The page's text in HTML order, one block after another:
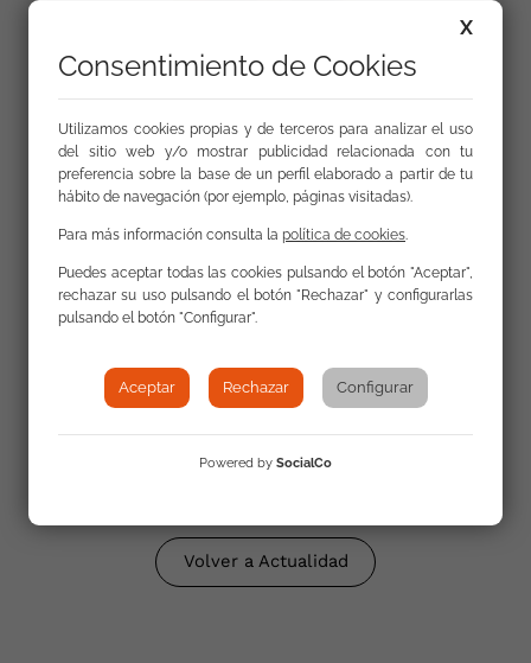
Enlaces
Web #LecciónGitana
Consigue tu LECCIÓN GITANA
Volver a Actualidad
X
Consentimiento de Cookies
Utilizamos cookies propias y de terceros para analizar el uso
del sitio web y/o mostrar publicidad relacionada con tu
preferencia sobre la base de un perfil elaborado a partir de tu
hábito de navegación (por ejemplo, páginas visitadas).
Para más información consulta la política de cookies.
Puedes aceptar todas las cookies pulsando el botón "Aceptar",
rechazar su uso pulsando el botón "Rechazar" y configurarlas
pulsando el botón "Configurar".
Aceptar Rechazar Configurar
Powered by SocialCo